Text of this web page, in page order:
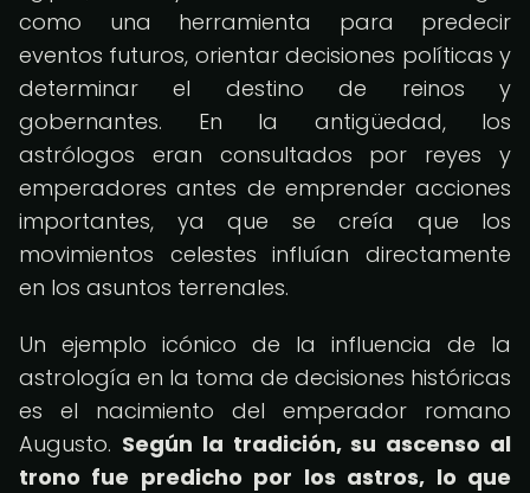
como una herramienta para predecir
eventos futuros, orientar decisiones políticas y
determinar el destino de reinos y
gobernantes. En la antigüedad, los
astrólogos eran consultados por reyes y
emperadores antes de emprender acciones
importantes, ya que se creía que los
movimientos celestes influían directamente
en los asuntos terrenales.
Un ejemplo icónico de la influencia de la
astrología en la toma de decisiones históricas
es el nacimiento del emperador romano
Augusto. Según la tradición, su ascenso al
trono fue predicho por los astros, lo que